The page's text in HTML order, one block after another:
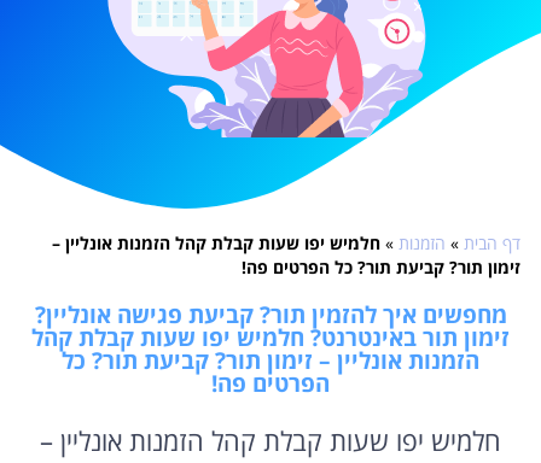
דף הבית » הזמנות » חלמיש יפו שעות קבלת קהל הזמנות אונליין –
זימון תור? קביעת תור? כל הפרטים פה!
מחפשים איך להזמין תור? קביעת פגישה אונליין?
זימון תור באינטרנט? חלמיש יפו שעות קבלת קהל
הזמנות אונליין – זימון תור? קביעת תור? כל
הפרטים פה!
חלמיש יפו שעות קבלת קהל הזמנות אונליין –